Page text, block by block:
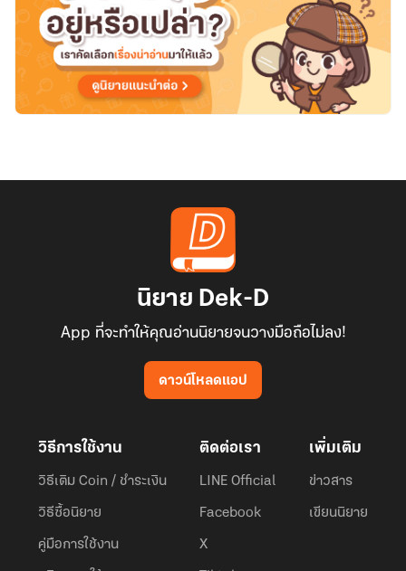
ที่
มิ.ย.)
นิยาย Dek-D
App ที่จะทำให้คุณอ่านนิยายจนวางมือถือไม่ลง!
ดาวน์โหลดแอป
วิธีการใช้งาน
วิธีเติม Coin / ชำระเงิน
วิธีซื้อนิยาย
คู่มือการใช้งาน
ติดต่อเรา
LINE Official
Facebook
X
เพิ่มเติม
ข่าวสาร
เขียนนิยาย